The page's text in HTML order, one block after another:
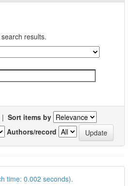
results.
| Sort items by
Authors/record
time: 0.002 seconds).